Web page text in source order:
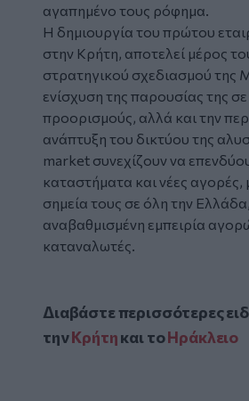
αγαπημένο τους ρόφημα.
Η δημιουργία του πρώτου
στην Κρήτη, αποτελεί μέρος
στρατηγικού σχεδιασμού της
ενίσχυση της παρουσίας της
προορισμούς, αλλά και την
ανάπτυξη του δικτύου της
market συνεχίζουν να
καταστήματα και νέες
σημεία τους σε όλη την
αναβαθμισμένη εμπειρία
καταναλωτές.
Διαβάστε περισσότερες
τηνΚρήτηκαι τοΗράκλειο